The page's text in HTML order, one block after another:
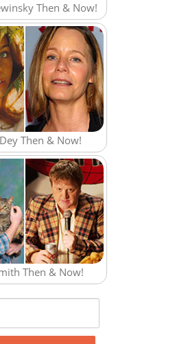
Then & Now!
Then & Now!
Then & Now!